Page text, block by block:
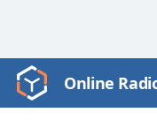
Video
Player
Online